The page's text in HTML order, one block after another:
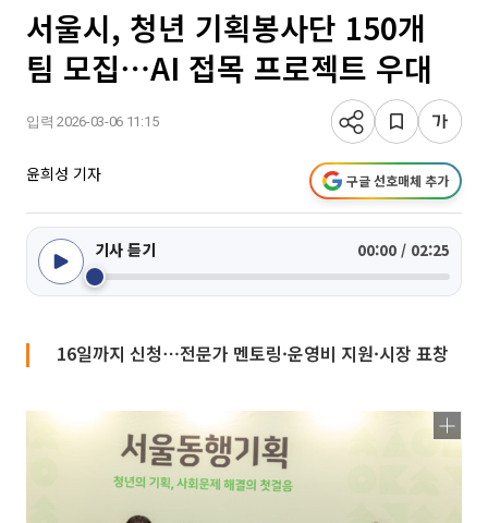
서울시, 청년 기획봉사단 150개
팀 모집⋯AI 접목 프로젝트 우대
입력 2026-03-06 11:15
윤희성 기자 구글 선호매체 추가
기사 듣기 00:00 / 02:25
16일까지 신청⋯전문가 멘토링·운영비 지원·시장 표창